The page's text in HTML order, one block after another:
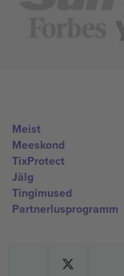
Meist
Meeskond
TixProtect
Jälg
Tingimused
Partnerlusprogramm